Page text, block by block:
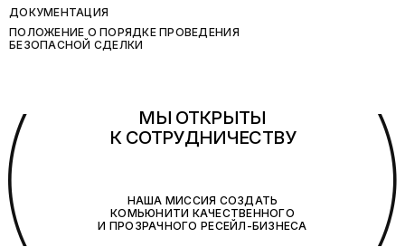
ДОКУМЕНТАЦИЯ
ПОЛОЖЕНИЕ О ПОРЯДКЕ ПРОВЕДЕНИЯ
БЕЗОПАСНОЙ СДЕЛКИ
МЫ ОТКРЫТЫ
К СОТРУДНИЧЕСТВУ
НАША МИССИЯ СОЗДАТЬ
КОМЬЮНИТИ КАЧЕСТВЕННОГО
И ПРОЗРАЧНОГО РЕСЕЙЛ-БИЗНЕСА